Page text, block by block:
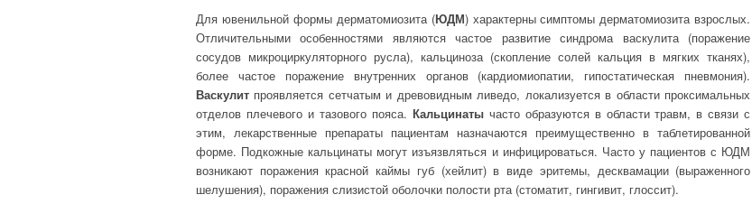
Для ювенильной формы дерматомиозита (ЮДМ) характерны симптомы дерматомиозита взрослых.
Отличительными особенностями являются частое развитие синдрома васкулита (поражение
сосудов микроциркуляторного русла), кальциноза (скопление солей кальция в мягких тканях),
более частое поражение внутренних органов (кардиомиопатии, гипостатическая пневмония).
Васкулит проявляется сетчатым и древовидным ливедо, локализуется в области проксимальных
отделов плечевого и тазового пояса. Кальцинатычасто образуются в области травм, в связи с
этим, лекарственные препараты пациентам назначаются преимущественно в таблетированной
форме. Подкожные кальцинаты могут изъязвляться и инфицироваться. Часто у пациентов с ЮДМ
возникают поражения красной каймы губ (хейлит) в виде эритемы, десквамации (выраженного
шелушения), поражения слизистой оболочки полости рта (стоматит, гингивит, глоссит).